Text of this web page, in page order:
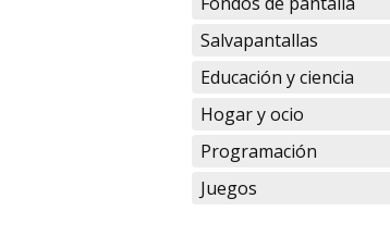
Salvapantallas
Educación y ciencia
Hogar y ocio
Programación
Juegos